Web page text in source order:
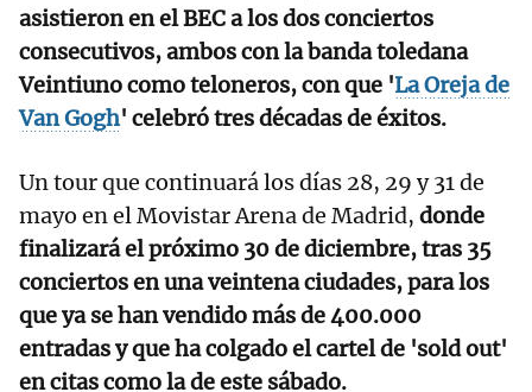
asistieron en el BEC a los dos conciertos
consecutivos, ambos con la banda toledana
Veintiuno como teloneros, con que 'La Oreja de
Van Gogh' celebró tres décadas de éxitos.
Un tour que continuará los días 28, 29 y 31 de
mayo en el Movistar Arena de Madrid, donde
finalizará el próximo 30 de diciembre, tras 35
conciertos en una veintena ciudades, para los
que ya se han vendido más de 400.000
entradas y que ha colgado el cartel de 'sold out'
en citas como la de este sábado.